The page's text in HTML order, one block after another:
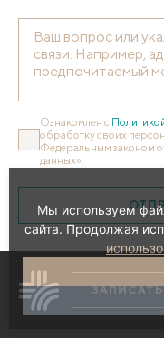
Ознакомлен с
обработку своих
Федеральным законом
данных».
Мы используем
сайта. Продолжая